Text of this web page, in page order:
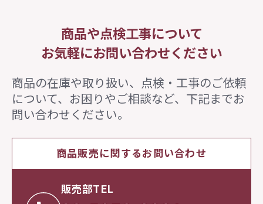
商品や点検工事について
お気軽にお問い合わせください
商品の在庫や取り扱い、点検・工事のご依頼
について、 お困りやご相談など、下記までお
問い合わせください。
商品販売に関するお問い合わせ
販売部TEL